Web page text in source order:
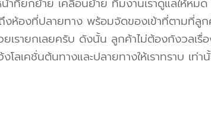
าที่ยกย้าย เคลื่อนย้าย ทีมงานเราดูแลให้หมด
ห้องที่ปลายทาง พร้อมจัดของเข้าที่ตามที่ลูก
เรายกเลยครับ ดังนั้น ลูกค้าไม่ต้องกังวลเรื่
ลเคชั่นต้นทางและปลายทางให้เราทราบ เท่